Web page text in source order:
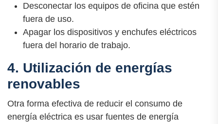
Desconectar los equipos de oficina que estén
fuera de uso.
Apagar los dispositivos y enchufes eléctricos
fuera del horario de trabajo.
4. Utilización de energías
renovables
Otra forma efectiva de reducir el consumo de
energía eléctrica es usar fuentes de energía